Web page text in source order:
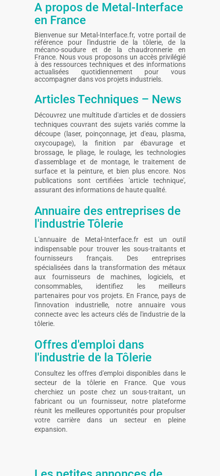
A propos de Metal-Interface
en France
Bienvenue sur Metal-Interface.fr, votre portail de
référence pour l'industrie de la tôlerie, de la
mécano-soudure et de la chaudronnerie en
France. Nous vous proposons un accès privilégié
à des ressources techniques et des informations
actualisées quotidiennement pour vous
accompagner dans vos projets industriels.
Articles Techniques – News
Découvrez une multitude d'articles et de dossiers
techniques couvrant des sujets variés comme la
découpe (laser, poinçonnage, jet d'eau, plasma,
oxycoupage), la finition par ébavurage et
brossage, le pliage, le roulage, les technologies
d'assemblage et de montage, le traitement de
surface et la peinture, et bien plus encore. Nos
publications sont certifiées 'article technique',
assurant des informations de haute qualité.
Annuaire des entreprises de
l'industrie Tôlerie
L'annuaire de Metal-Interface.fr est un outil
indispensable pour trouver les sous-traitants et
fournisseurs français. Des entreprises
spécialisées dans la transformation des métaux
aux fournisseurs de machines, logiciels, et
consommables, identifiez les meilleurs
partenaires pour vos projets. En France, pays de
l'innovation industrielle, notre annuaire vous
connecte avec les acteurs clés de l'industrie de la
tôlerie.
Offres d'emploi dans
l'industrie de la Tôlerie
Consultez les offres d'emploi disponibles dans le
secteur de la tôlerie en France. Que vous
cherchiez un poste chez un sous-traitant, un
fabricant ou un fournisseur, notre plateforme
réunit les meilleures opportunités pour propulser
votre carrière dans un secteur en pleine
expansion.